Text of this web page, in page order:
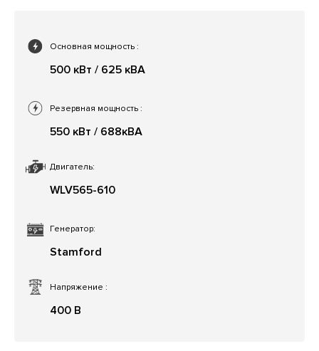
Основная мощность :
500 кВт / 625 кВА
Двигатель:
WLV565-610
Напряжение :
400 В
Резервная мощность :
550 кВт / 688кВА
Генератор:
Stamford